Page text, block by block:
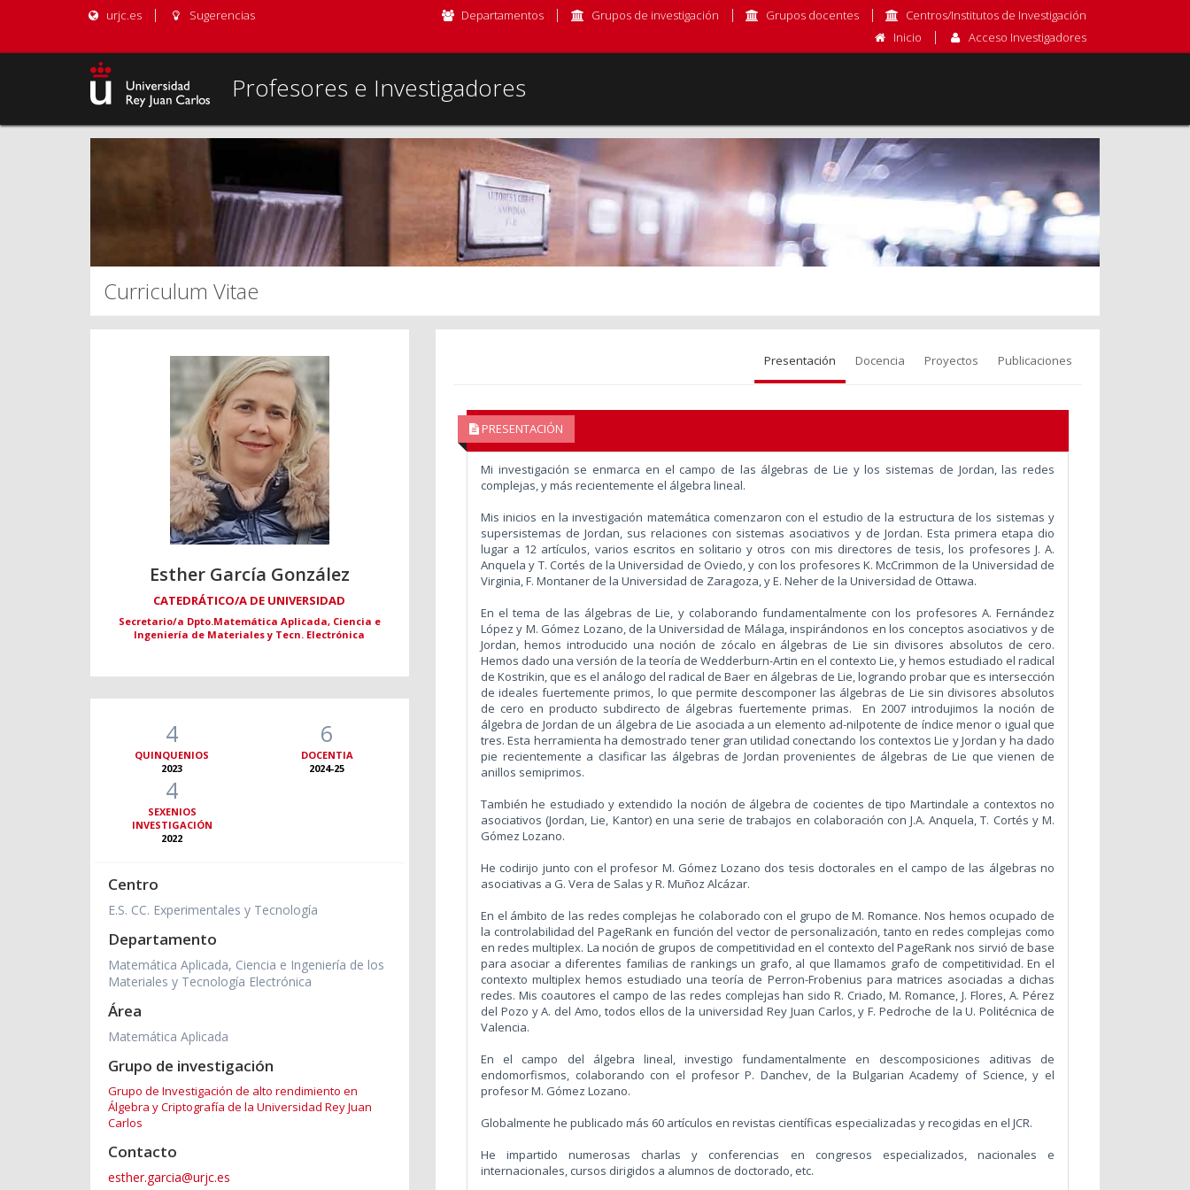
urjc.es Sugerencias Departamentos Grupos de investigación Grupos docentes
Centros/Institutos de Investigación
Inicio
Acceso Investigadores
Profesores e Investigadores
Curriculum Vitae
Esther García González
CATEDRÁTICO/A DE UNIVERSIDAD
Secretario/a Dpto.Matemática Aplicada, Ciencia e
Ingeniería de Materiales y Tecn. Electrónica
4
QUINQUENIOS
2023
6
DOCENTIA
2024-25
4
SEXENIOS
INVESTIGACIÓN
2022
Centro
E.S. CC. Experimentales y Tecnología
Departamento
Matemática Aplicada, Ciencia e Ingeniería de los
Materiales y Tecnología Electrónica
Área
Matemática Aplicada
Grupo de investigación
Grupo de Investigación de alto rendimiento en
Álgebra y Criptografía de la Universidad Rey Juan
Carlos
Contacto
esther.garcia@urjc.es
Presentación Docencia Proyectos Publicaciones
PRESENTACIÓN
Mi investigación se enmarca en el campo de las álgebras de Lie y los sistemas de Jordan, las redes
complejas, y más recientemente el álgebra lineal.
Mis inicios en la investigación matemática comenzaron con el estudio de la estructura de los sistemas y
supersistemas de Jordan, sus relaciones con sistemas asociativos y de Jordan. Esta primera etapa dio
lugar a 12 artículos, varios escritos en solitario y otros con mis directores de tesis, los profesores J. A.
Anquela y T. Cortés de la Universidad de Oviedo, y con los profesores K. McCrimmon de la Universidad de
Virginia, F. Montaner de la Universidad de Zaragoza, y E. Neher de la Universidad de Ottawa.
En el tema de las álgebras de Lie, y colaborando fundamentalmente con los profesores A. Fernández
López y M. Gómez Lozano, de la Universidad de Málaga, inspirándonos en los conceptos asociativos y de
Jordan, hemos introducido una noción de zócalo en álgebras de Lie sin divisores absolutos de cero.
Hemos dado una versión de la teoría de Wedderburn-Artin en el contexto Lie, y hemos estudiado el radical
de Kostrikin, que es el análogo del radical de Baer en álgebras de Lie, logrando probar que es intersección
de ideales fuertemente primos, lo que permite descomponer las álgebras de Lie sin divisores absolutos
de cero en producto subdirecto de álgebras fuertemente primas. En 2007 introdujimos la noción de
álgebra de Jordan de un álgebra de Lie asociada a un elemento ad-nilpotente de índice menor o igual que
tres. Esta herramienta ha demostrado tener gran utilidad conectando los contextos Lie y Jordan y ha dado
pie recientemente a clasificar las álgebras de Jordan provenientes de álgebras de Lie que vienen de
anillos semiprimos.
También he estudiado y extendido la noción de álgebra de cocientes de tipo Martindale a contextos no
asociativos (Jordan, Lie, Kantor) en una serie de trabajos en colaboración con J.A. Anquela, T. Cortés y M.
Gómez Lozano.
He codirijo junto con el profesor M. Gómez Lozano dos tesis doctorales en el campo de las álgebras no
asociativas a G. Vera de Salas y R. Muñoz Alcázar.
En el ámbito de las redes complejas he colaborado con el grupo de M. Romance. Nos hemos ocupado de
la controlabilidad del PageRank en función del vector de personalización, tanto en redes complejas como
en redes multiplex. La noción de grupos de competitividad en el contexto del PageRank nos sirvió de base
para asociar a diferentes familias de rankings un grafo, al que llamamos grafo de competitividad. En el
contexto multiplex hemos estudiado una teoría de Perron-Frobenius para matrices asociadas a dichas
redes. Mis coautores el campo de las redes complejas han sido R. Criado, M. Romance, J. Flores, A. Pérez
del Pozo y A. del Amo, todos ellos de la universidad Rey Juan Carlos, y F. Pedroche de la U. Politécnica de
Valencia.
En el campo del álgebra lineal, investigo fundamentalmente en descomposiciones aditivas de
endomorfismos, colaborando con el profesor P. Danchev, de la Bulgarian Academy of Science, y el
profesor M. Gómez Lozano.
Globalmente he publicado más 60 artículos en revistas científicas especializadas y recogidas en el JCR.
He impartido numerosas charlas y conferencias en congresos especializados, nacionales e
internacionales, cursos dirigidos a alumnos de doctorado, etc.